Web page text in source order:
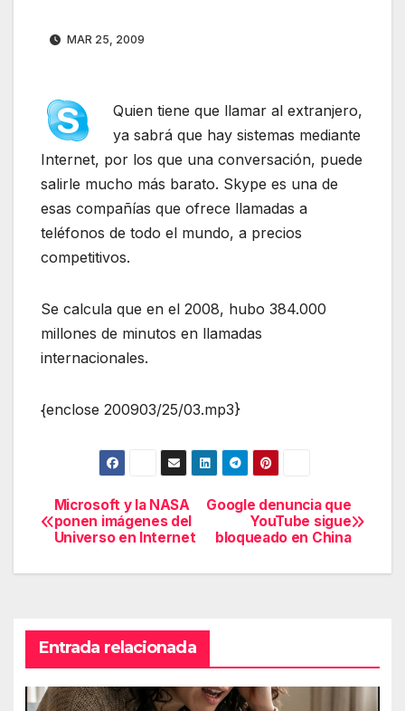
MAR 25, 2009
Quien tiene que llamar al extranjero,
ya sabrá que hay sistemas mediante
Internet, por los que una conversación, puede
salirle mucho más barato. Skype es una de
esas compañías que ofrece llamadas a
teléfonos de todo el mundo, a precios
competitivos.
Se calcula que en el 2008, hubo 384.000
millones de minutos en llamadas
internacionales.
{enclose 200903/25/03.mp3}
Navegación
de
Google denuncia que
YouTube sigue
bloqueado en China
Microsoft y la NASA
ponen imágenes del
Universo en Internet
Entrada relacionada